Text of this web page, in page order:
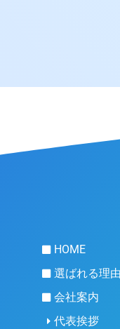
HOME
選ばれる理由
会社案内
代表挨拶